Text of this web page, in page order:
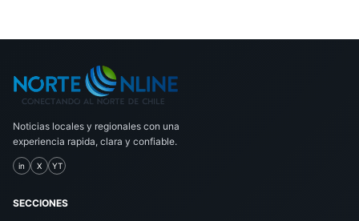
Noticias locales y regionales con una
experiencia rapida, clara y confiable.
in X YT
SECCIONES